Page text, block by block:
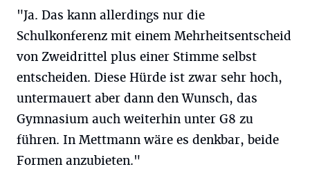
"Ja. Das kann allerdings nur die
Schulkonferenz mit einem Mehrheitsentscheid
von Zweidrittel plus einer Stimme selbst
entscheiden. Diese Hürde ist zwar sehr hoch,
untermauert aber dann den Wunsch, das
Gymnasium auch weiterhin unter G8 zu
führen. In Mettmann wäre es denkbar, beide
Formen anzubieten."